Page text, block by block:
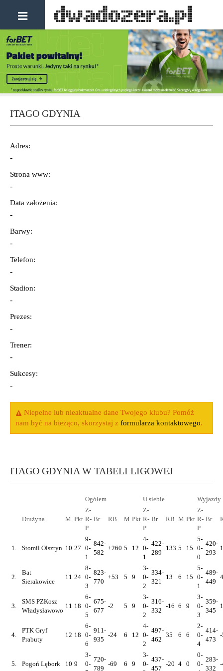
ITAGO GDYNIA
Adres:
-
Strona www:
-
Data założenia:
-
Barwy:
-
Telefon:
-
Stadion:
-
Prezes:
-
Trener:
-
Sukcesy:
-
Niepełne lub nieaktualne dane Twojego klubu? Pomóż
nam być na bieżąco, skorzystaj z formularza kontaktowego.
ITAGO GDYNIA W TABELI LIGOWEJ
Ogółem U siebie Wyjazdy
Drużyna M Pkt
Z-
R-
P
Br RB M Pkt
Z-
R-
P
Br RB M Pkt
Z-
R-
P
Br
1. Stomil Olsztyn 10 27
9-
0-
1
842-
582
+260 5 12
4-
0-
1
422-
289
133 5 15
5-
0-
0
420-
293
2.
Bat
Sierakowice
11 24
8-
0-
3
823-
770
+53 5 9
3-
0-
2
334-
321
13 6 15
5-
0-
1
489-
449
3.
SMS PZKosz
Władysławowo
11 18
6-
0-
5
675-
677
-2 5 9
3-
0-
2
316-
332
-16 6 9
3-
0-
3
359-
345
4.
PTK Gryf
Prabuty
12 18
6-
0-
6
911-
935
-24 6 12
4-
0-
2
497-
462
35 6 6
2-
0-
4
414-
473
5. Pogoń Lębork 10 9
3-
0-
720-
789
-69 6 9
3-
0-
437-
457
-20 4 0
0-
0-
283-
332